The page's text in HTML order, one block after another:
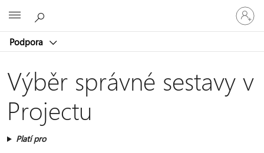
Podpora
Přihlaste
se
ke
účtu
Výběr správné sestavy v
Projectu
Platí pro